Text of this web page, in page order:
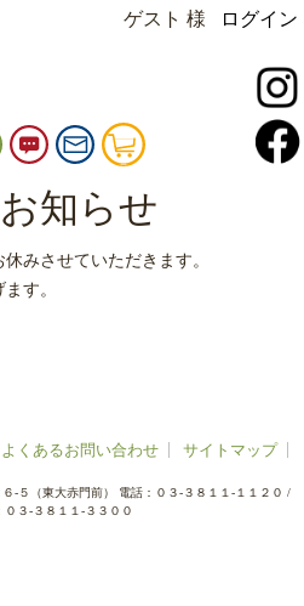
ゲスト 様 ログイン
御
品
書
お
知
ら
せ
お
問
合
知らせ
みさせていただきます。
す。
よくあるお問い合わせ サイトマップ
-５（東大赤門前） 電話：０３-３８１１-１１２０ /
０３-３８１１-３３００